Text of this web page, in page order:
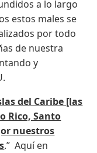
a lo largo
estos males se
por todo
de nuestra
y
del Caribe [las
Rico, Santo
nuestros
.” Aquí en